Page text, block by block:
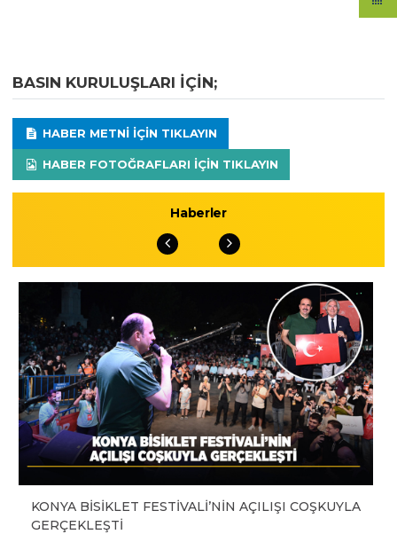
BASIN KURULUŞLARI IÇIN;
HABER METNI IÇIN TIKLAYIN
HABER FOTOĞRAFLARI IÇIN TIKLAYIN
Haberler
KONYA BİSİKLET FESTİVALİ’NİN AÇILIŞI COŞKUYLA
GERÇEKLEŞTİ